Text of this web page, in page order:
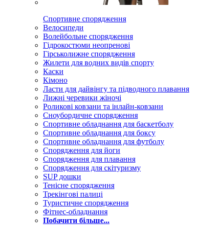
Спортивне спорядження
Велосипеди
Волейбольне спорядження
Гідрокостюми неопренові
Гірськолижне спорядження
Жилети для водних видів спорту
Каски
Кімоно
Ласти для дайвінгу та підводного плавання
Лижні черевики жіночі
Роликові ковзани та інлайн-ковзани
Сноубордичне спорядження
Спортивне обладнання для баскетболу
Спортивне обладнання для боксу
Спортивне обладнання для футболу
Спорядження для йоги
Спорядження для плавання
Спорядження для скітуризму
SUP дошки
Тенісне спорядження
Трекінгові палиці
Туристичне спорядження
Фітнес-обладнання
Побачити більше...